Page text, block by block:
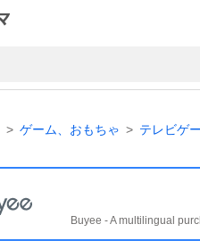
ゲーム、おもちゃ テレビゲ
Buyee - A multilingual